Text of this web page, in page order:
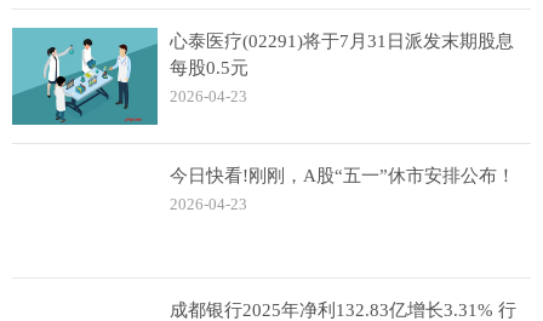
心泰医疗(02291)将于7月31日派发末期股息
每股0.5元
2026-04-23
今日快看!刚刚，A股“五一”休市安排公布！
2026-04-23
成都银行2025年净利132.83亿增长3.31% 行